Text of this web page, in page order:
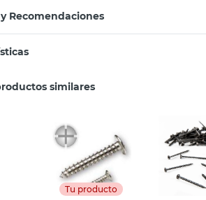
Recomendaciones
similares
Tu producto